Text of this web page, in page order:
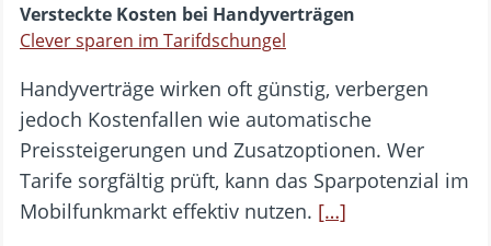
Versteckte Kosten bei Handyverträgen
Clever sparen im Tarifdschungel
Handyverträge wirken oft günstig, verbergen
jedoch Kostenfallen wie automatische
Preissteigerungen und Zusatzoptionen. Wer
Tarife sorgfältig prüft, kann das Sparpotenzial im
Mobilfunkmarkt effektiv nutzen. […]